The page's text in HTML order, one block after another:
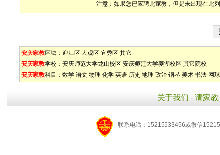
注意：如果您已应聘此家教，但是未出现在此
安庆家教区域： 迎江区 大观区 宜秀区 其它
安庆家教学校： 安庆师范大学龙山校区 安庆师范大学菱湖校区 其它院校
安庆家教科目： 数学 语文 物理 化学 英语 历史 地理 政治 钢琴 美术 书法 网球
关于我们 - 请家教
联系电话：15215533456或微信